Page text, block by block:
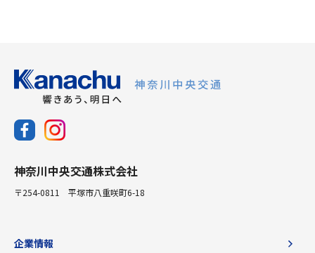
神奈川中央交通株式会社
〒254-0811 平塚市八重咲町6-18
企業情報